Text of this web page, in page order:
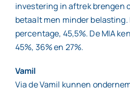
investering in aftrek brengen
betaalt men minder belasting.
percentage, 45,5%. De MIA
45%, 36% en 27%.
Vamil
Via de Vamil kunnen